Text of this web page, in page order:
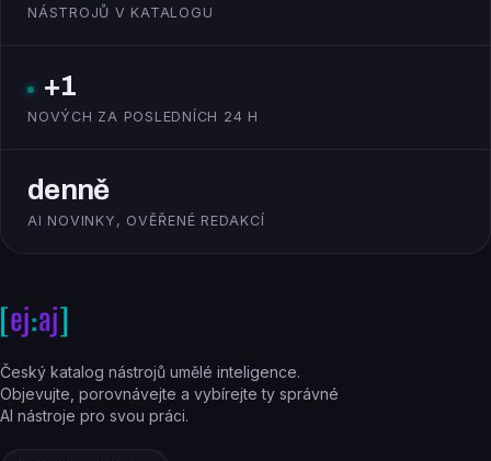
NÁSTROJŮ V KATALOGU
+1
NOVÝCH ZA POSLEDNÍCH 24 H
denně
AI NOVINKY, OVĚŘENÉ REDAKCÍ
Český katalog nástrojů umělé inteligence.
Objevujte, porovnávejte a vybírejte ty správné
AI nástroje pro svou práci.